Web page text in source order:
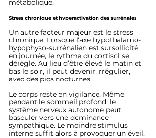
métabolique.
Stress chronique et hyperactivation des surrénales
Un autre facteur majeur est le stress
chronique. Lorsque l’axe hypothalamo-
hypophyso-surrénalien est sursollicité
en journée, le rythme du cortisol se
dérègle. Au lieu d’être élevé le matin et
bas le soir, il peut devenir irrégulier,
avec des pics nocturnes.
Le corps reste en vigilance. Même
pendant le sommeil profond, le
système nerveux autonome peut
basculer vers une dominance
sympathique. Le moindre stimulus
interne suffit alors à provoquer un éveil.